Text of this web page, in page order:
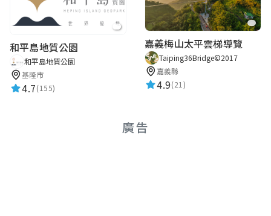
和平島地質公園
和平島地質公園
基隆市
4.7(155)
嘉義梅山太平雲梯導覽
Taiping36Bridge©2017
嘉義縣
4.9(21)
廣告